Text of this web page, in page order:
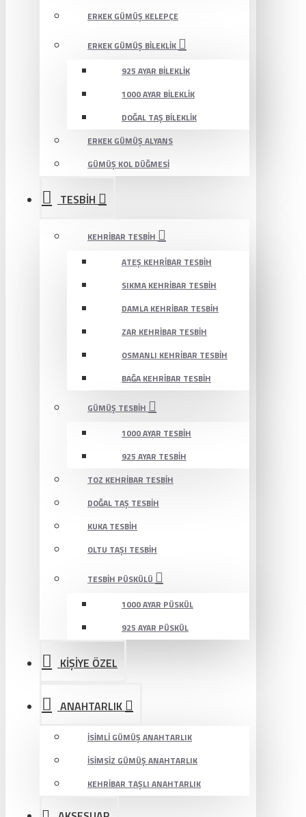
ERKEK GÜMÜŞ KELEPÇE
ERKEK GÜMÜŞ BILEKLIK
925 AYAR BILEKLIK
1000 AYAR BILEKLIK
DOĞAL TAŞ BILEKLIK
ERKEK GÜMÜŞ ALYANS
GÜMÜŞ KOL DÜĞMESI
TESBİH
KEHRIBAR TESBIH
ATEŞ KEHRIBAR TESBIH
SIKMA KEHRIBAR TESBIH
DAMLA KEHRIBAR TESBIH
ZAR KEHRIBAR TESBIH
OSMANLI KEHRIBAR TESBIH
BAĞA KEHRIBAR TESBIH
GÜMÜŞ TESBIH
1000 AYAR TESBIH
925 AYAR TESBIH
TOZ KEHRIBAR TESBIH
DOĞAL TAŞ TESBIH
KUKA TESBIH
OLTU TAŞI TESBIH
TESBIH PÜSKÜLÜ
1000 AYAR PÜSKÜL
925 AYAR PÜSKÜL
KİŞİYE ÖZEL
ANAHTARLIK
İSIMLI GÜMÜŞ ANAHTARLIK
İSIMSIZ GÜMÜŞ ANAHTARLIK
KEHRIBAR TAŞLI ANAHTARLIK